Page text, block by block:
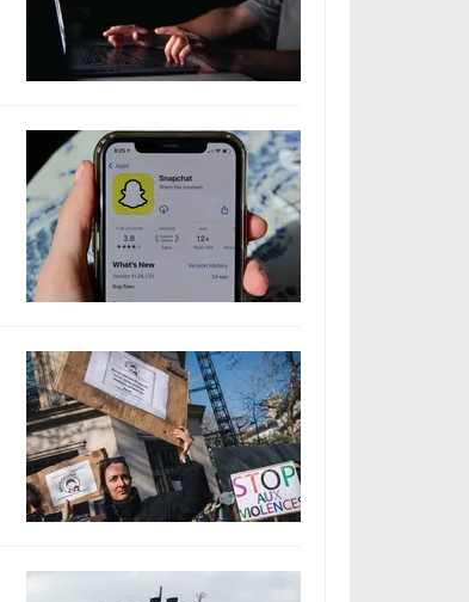
Podcast
EMagazine
Photo
Infographic
Góc ảnh
Công nghệ
Hitech Công nghệ tương lai
Sản phẩm
Thị trường
Tư vấn